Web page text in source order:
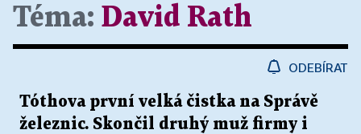
Téma: David Rath
ODEBÍRAT
Tóthova první velká čistka na Správě
železnic. Skončil druhý muž firmy i